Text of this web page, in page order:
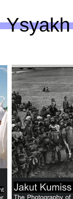
Ysyakh